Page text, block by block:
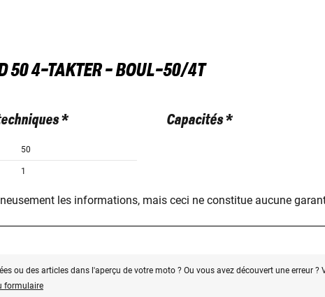
50 4-TAKTER - BOUL-50/4T
*
50
1
Capacités *
les informations, mais ceci ne constitue aucune
ou des articles dans l'aperçu de votre moto ? Ou vous avez découvert une erreur ?
formulaire